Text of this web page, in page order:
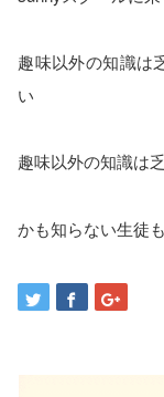
趣味以外の知識は
い
趣味以外の知識は
かも知らない生徒